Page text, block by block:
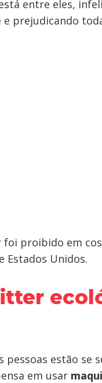
entre eles,
e prejudicando
proibido em
Estados Unidos.
pessoas estão se
em usar